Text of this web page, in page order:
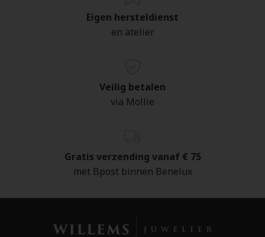
Eigen hersteldienst
en atelier
Veilig betalen
via Mollie
Gratis verzending vanaf € 75
met Bpost binnen Benelux